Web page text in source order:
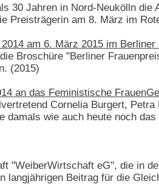
30 Jahren in Nord-Neukölln die
Preisträgerin am 8. März im
am 6. März 2015 im Berliner
Broschüre "Berliner
(2015)
an das Feministische
Cornelia Burgert, Petra
damals wie auch heute noch das
"WeiberWirtschaft eG", die in
langjährigen Beitrag für die